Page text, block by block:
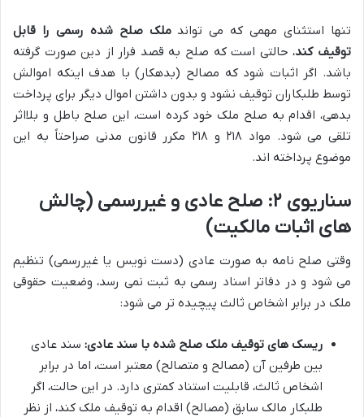
تنها استثنای مهمی که می تواندملک صلح شده رسمی را قابل
توقیف کند، حالتی است که صلح به قصد فرار از دین صورت گرفته
باشد. اگر اثبات شود که مصالح (بدهکار) با هدف اینکه اموالش
توسط طلبکاران توقیف نشود و بدون داشتن اموال دیگر برای پرداخت
بدهی، اقدام به صلح ملک خود کرده است، این صلح باطل و بلااثر
تلقی می شود. مواد ۲۱۸ و ۲۱۸ مکرر قانون مدنی صراحتاً به این
موضوع پرداخته اند.
سناریوی ۲: صلح عادی و غیررسمی (چالش
های اثبات مالکیت)
وقتی صلح نامه به صورت عادی (دست نویس یا غیررسمی) تنظیم
می شود و در دفاتر اسناد رسمی به ثبت نمی رسد، وضعیت حقوقی
ملک در برابر اشخاص ثالث پیچیده تر می شود:
ریسک های توقیف ملک صلح شده با سند عادی: سند عادی
بین طرفین آن (مصالح و متصالح) معتبر است، اما در برابر
اشخاص ثالث، قابلیت استناد کمتری دارد. در این حالت، اگر
طلبکار مالک سابق (مصالح) اقدام به توقیف ملک کند، از نظر